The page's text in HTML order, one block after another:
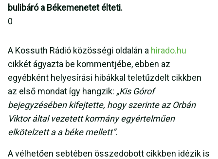
bulibáró a Békemenetet élteti.
0
A Kossuth Rádió közösségi oldalán a hirado.hu
cikkét ágyazta be kommentjébe, ebben az
egyébként helyesírási hibákkal teletűzdelt cikkben
az első mondat így hangzik: „Kis Górof
bejegyzésében kifejtette, hogy szerinte az Orbán
Viktor által vezetett kormány egyértelműen
elkötelzett a a béke mellett”.
A vélhetően sebtében összedobott cikkben idézik is